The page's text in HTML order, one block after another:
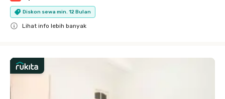
Diskon sewa min. 12 Bulan
Lihat info lebih banyak